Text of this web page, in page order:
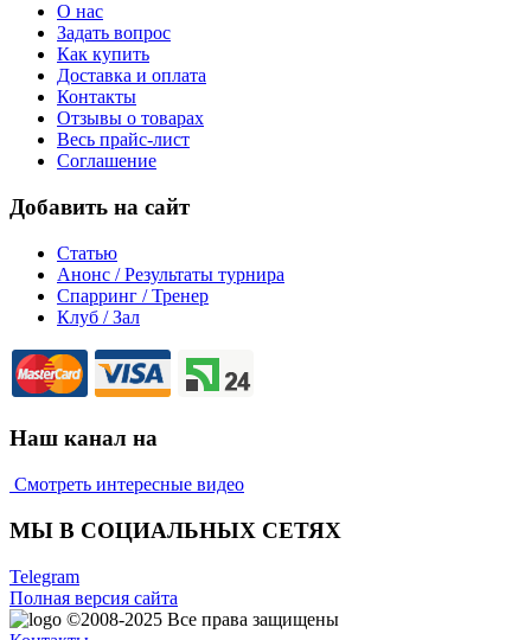
О нас
Задать вопрос
Как купить
Доставка и оплата
Контакты
Отзывы о товарах
Весь прайс-лист
Соглашение
Добавить на сайт
Статью
Анонс / Результаты турнира
Спарринг / Тренер
Клуб / Зал
Наш канал на
Смотреть интересные видео
МЫ В СОЦИАЛЬНЫХ СЕТЯХ
Telegram
Полная версия сайта
©2008-2025 Все права защищены